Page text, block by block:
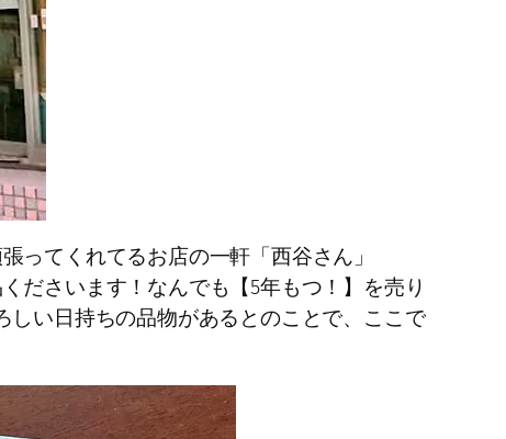
ってくれてるお店の一軒「西谷さん」
ださいます！なんでも【5年もつ！】を売り
い日持ちの品物があるとのことで、ここで